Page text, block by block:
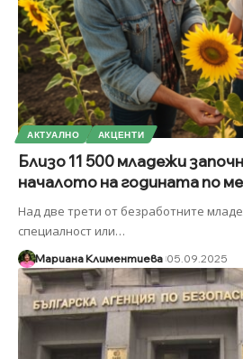
АКТУАЛНО АКЦЕНТИ
Близо 11 500 младежи
началото на годината по
Над две трети от безработните
специалност или…
Мариана Климентиева 05.09.2025